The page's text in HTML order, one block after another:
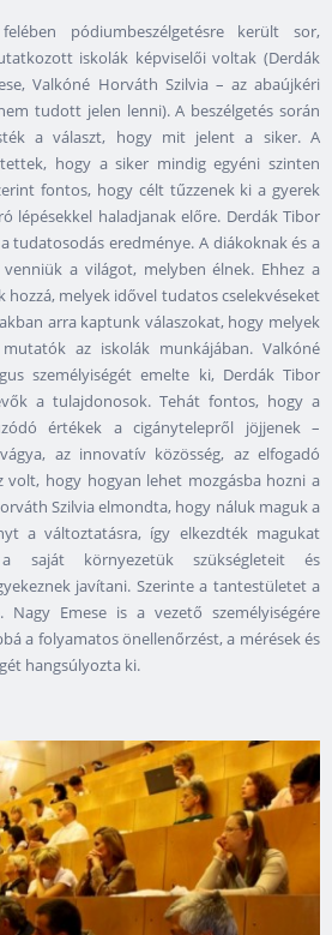
pódiumbeszélgetésre került sor,
iskolák képviselői voltak (Derdák
Valkóné Horváth Szilvia – az abaújkéri
tudott jelen lenni). A beszélgetés során
a választ, hogy mit jelent a siker. A
hogy a siker mindig egyéni szinten
fontos, hogy célt tűzzenek ki a gyerek
lépésekkel haladjanak előre. Derdák Tibor
tudatosodás eredménye. A diákoknak és a
a világot, melyben élnek. Ehhez a
hozzá, melyek idővel tudatos cselekvéseket
arra kaptunk válaszokat, hogy melyek
az iskolák munkájában. Valkóné
személyiségét emelte ki, Derdák Tibor
a tulajdonosok. Tehát fontos, hogy a
értékek a cigánytelepről jöjjenek –
az innovatív közösség, az elfogadó
volt, hogy hogyan lehet mozgásba hozni a
Szilvia elmondta, hogy náluk maguk a
a változtatásra, így elkezdték magukat
a saját környezetük szükségleteit és
javítani. Szerinte a tantestületet a
Nagy Emese is a vezető személyiségére
a folyamatos önellenőrzést, a mérések és
hangsúlyozta ki.